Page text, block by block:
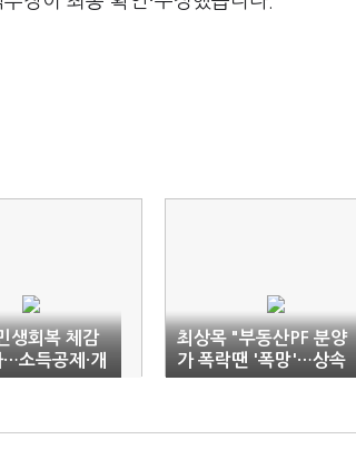
생회복 체감
소득공제·개
시급"
최상목 "부동산PF 분양
가 폭락땐 '폭망'…상속
세 개편 신중"